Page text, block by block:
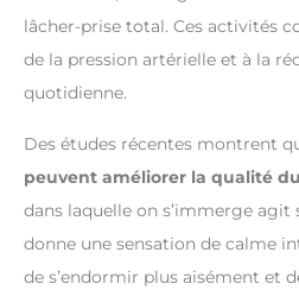
lâcher-prise total. Ces activités
de la pression artérielle et à la
quotidienne.
Des études récentes montrent
peuvent améliorer la qualité
dans laquelle on s’immerge agit
donne une sensation de calme
de s’endormir plus aisément et